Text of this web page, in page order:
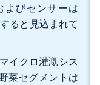
よびセンサーは
ると見込まれて
イクロ灌漑シス
菜セグメントは